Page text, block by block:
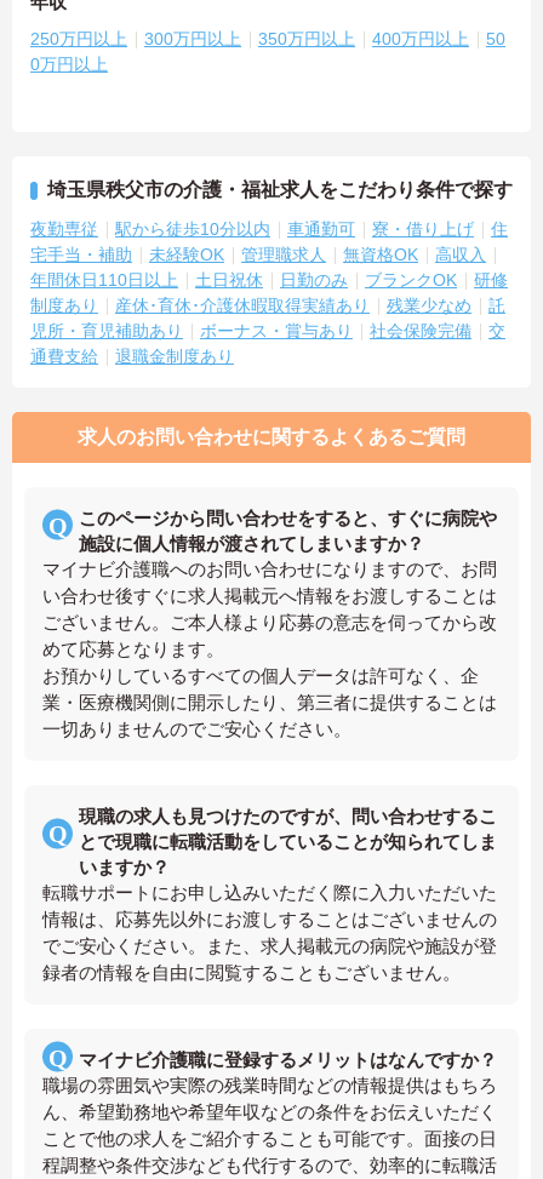
250万円以上 300万円以上 350万円以上 400万円以上
50
0万円以上
埼玉県秩父市の介護・福祉求人をこだわり条件で探す
夜勤専従 駅から徒歩10分以内 車通勤可 寮・借り上げ
住
宅手当・補助
未経験OK 管理職求人 無資格OK
高収入
年間休日110日以上
土日祝休 日勤のみ ブランクOK
研修
制度あり
産休･育休･介護休暇取得実績あり 残業少なめ
託
児所・育児補助あり
ボーナス・賞与あり 社会保険完備
交
通費支給
退職金制度あり
求人のお問い合わせに関するよくあるご質問
このページから問い合わせをすると、すぐに病院や
施設に個人情報が渡されてしまいますか？
マイナビ介護職へのお問い合わせになりますので、お問
い合わせ後すぐに求人掲載元へ情報をお渡しすることは
ございません。ご本人様より応募の意志を伺ってから改
めて応募となります。
お預かりしているすべての個人データは許可なく、企
業・医療機関側に開示したり、第三者に提供することは
一切ありませんのでご安心ください。
現職の求人も見つけたのですが、問い合わせするこ
とで現職に転職活動をしていることが知られてしま
いますか？
転職サポートにお申し込みいただく際に入力いただいた
情報は、応募先以外にお渡しすることはございませんの
でご安心ください。また、求人掲載元の病院や施設が登
録者の情報を自由に閲覧することもございません。
マイナビ介護職に登録するメリットはなんですか？
職場の雰囲気や実際の残業時間などの情報提供はもちろ
ん、希望勤務地や希望年収などの条件をお伝えいただく
ことで他の求人をご紹介することも可能です。面接の日
程調整や条件交渉なども代行するので、効率的に転職活